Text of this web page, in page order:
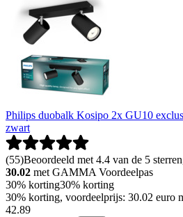
Philips duobalk Kosipo 2x GU10
zwart
(55)Beoordeeld met 4.4 van de 5
30.02 met GAMMA Voordeelpas
30% korting30% korting
30% korting, voordeelprijs: 30.02 euro
42.89